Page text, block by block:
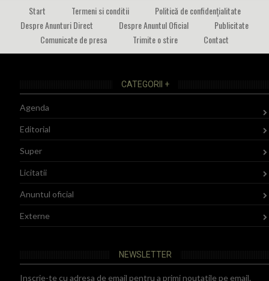
Start Termeni si conditii
Politică de confidențialitate
Despre Anunturi Direct
Despre Anuntul Oficial
Publicitate
Comunicate de presa
Trimite o stire Contact
CATEGORII +
Agenda
Editorial
Super
Licitatii
Anuntul oficial
Externe
NEWSLETTER
Inscrie-te cu adresa de email pentru a primi noutatile pe email.